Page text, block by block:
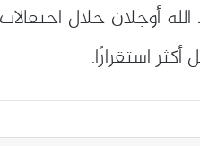
أوجلان خلال
استقرارًا.